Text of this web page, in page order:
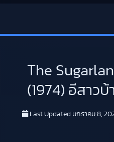
The
(1974) อีสาวบ้
Last Updated มกราคม 8,